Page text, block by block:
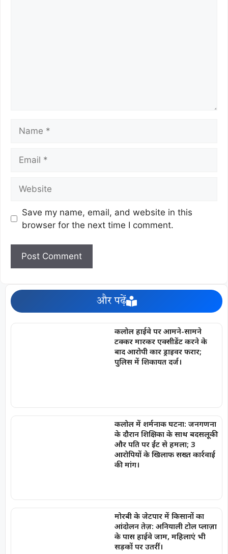
Save my name, email, and website in this
browser for the next time I comment.
और पढ़ें
कलोल हाईवे पर आमने-सामने
टक्कर मारकर एक्सीडेंट करने के
बाद आरोपी कार ड्राइवर फरार;
पुलिस में शिकायत दर्ज।
कलोल में शर्मनाक घटना: जनगणना
के दौरान शिक्षिका के साथ बदसलूकी
और पति पर ईंट से हमला; 3
आरोपियों के खिलाफ सख्त कार्रवाई
की मांग।
मोरबी के जेटपार में किसानों का
आंदोलन तेज़: अनियाली टोल प्लाज़ा
के पास हाईवे जाम, महिलाएं भी
सड़कों पर उतरीं।